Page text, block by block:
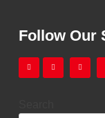
Follow Our